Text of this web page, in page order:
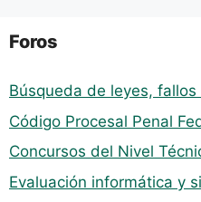
Foros
Búsqueda de leyes,
Código Procesal Penal
Concursos del Nivel
Evaluación informática y